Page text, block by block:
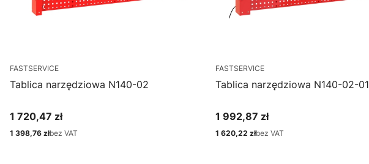
FASTSERVICE
Tablica narzędziowa N140-02
Cena
1 720,47 zł
Cena
1 398,76 złbez VAT
FASTSERVICE
Tablica narzędziowa N140-02-01
Cena
1 992,87 zł
Cena
1 620,22 złbez VAT